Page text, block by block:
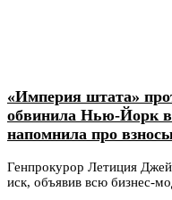
«Империя штата»
обвинила Нью-Йорк в
напомнила про
Генпрокурор Летиция
иск, объявив всю бизнес-